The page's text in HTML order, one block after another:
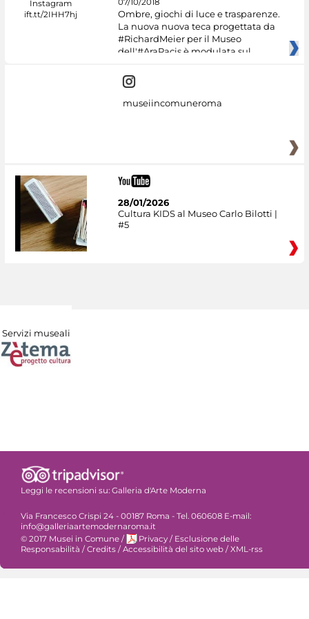
Ombre, giochi di luce e trasparenze.
La nuova nuova teca progettata da
#RichardMeier per il Museo
dell'#AraPacis è modulata sul
museiincomuneroma
28/01/2026
Cultura KIDS al Museo Carlo Bilotti |
#5
Servizi museali
Leggi le recensioni su: Galleria d'Arte Moderna
Via Francesco Crispi 24 - 00187 Roma - Tel. 060608 E-mail:
info@galleriaartemodernaroma.it
© 2017 Musei in Comune / Privacy / Esclusione delle
Responsabilità /Credits /Accessibilità del sito web /XML-rss